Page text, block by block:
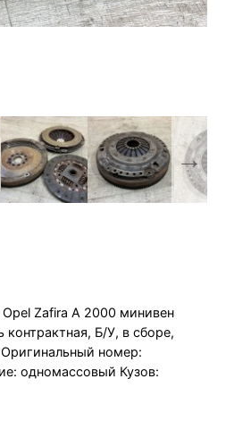
Zafira A 2000 минивен
контрактная, Б/У, в сборе,
номер:
одномассовый Кузов: